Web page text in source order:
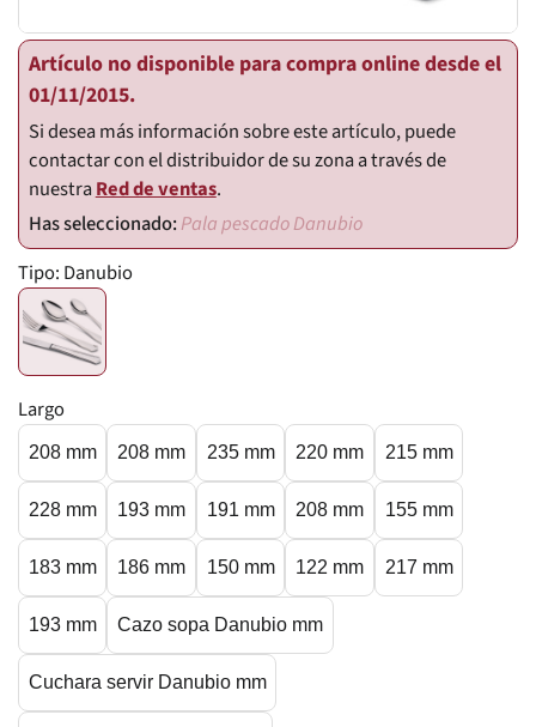
Artículo no disponible para compra online desde el
01/11/2015.
Si desea más información sobre este artículo, puede
contactar con el distribuidor de su zona a través de
nuestraRed de ventas.
Pala pescado Danubio
Tipo: Danubio
Largo
208 mm 208 mm 235 mm 220 mm 215 mm
228 mm 193 mm 191 mm 208 mm 155 mm
183 mm 186 mm 150 mm 122 mm 217 mm
193 mm Cazo sopa Danubio mm
Cuchara servir Danubio mm